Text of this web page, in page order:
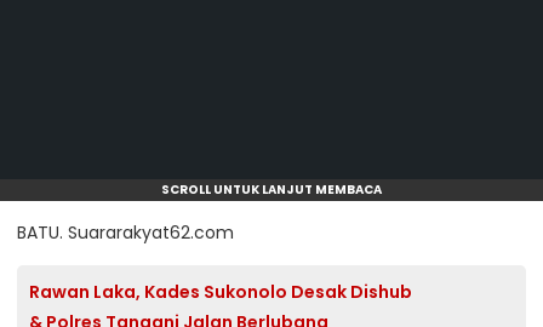
SCROLL UNTUK LANJUT MEMBACA
BATU. Suararakyat62.com
Rawan Laka, Kades Sukonolo Desak Dishub